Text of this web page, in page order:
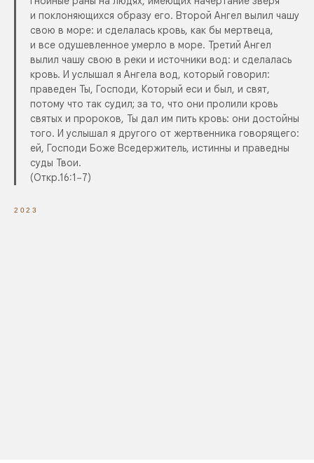
и поклоняющихся образу его. Второй Ангел вылил чашу
свою в море: и сделалась кровь, как бы мертвеца,
и все одушевленное умерло в море. Третий Ангел
вылил чашу свою в реки и источники вод: и сделалась
кровь. И услышал я Ангела вод, который говорил:
праведен Ты, Господи, Который еси и был, и свят,
потому что так судил; за то, что они пролили кровь
святых и пророков, Ты дал им пить кровь: они достойны
того. И услышал я другого от жертвенника говорящего:
ей, Господи Боже Вседержитель, истинны и праведны
суды Твои.
(Откр.16:1−7)
2023